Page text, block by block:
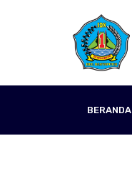
BERANDA